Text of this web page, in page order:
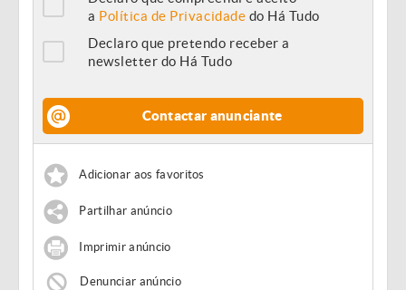
a Política de Privacidade do Há Tudo
Declaro que pretendo receber a
newsletter do Há Tudo
Contactar anunciante
Adicionar aos favoritos
Partilhar anúncio
Imprimir anúncio
Denunciar anúncio